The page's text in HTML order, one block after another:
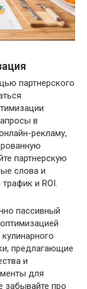
партнерского
в
рекламу,
партнерскую
слова и
и ROI.
пассивный
предлагающие
и
для
забывайте про